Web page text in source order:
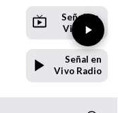
Señal en
Vivo TV
Señal en
Vivo Radio